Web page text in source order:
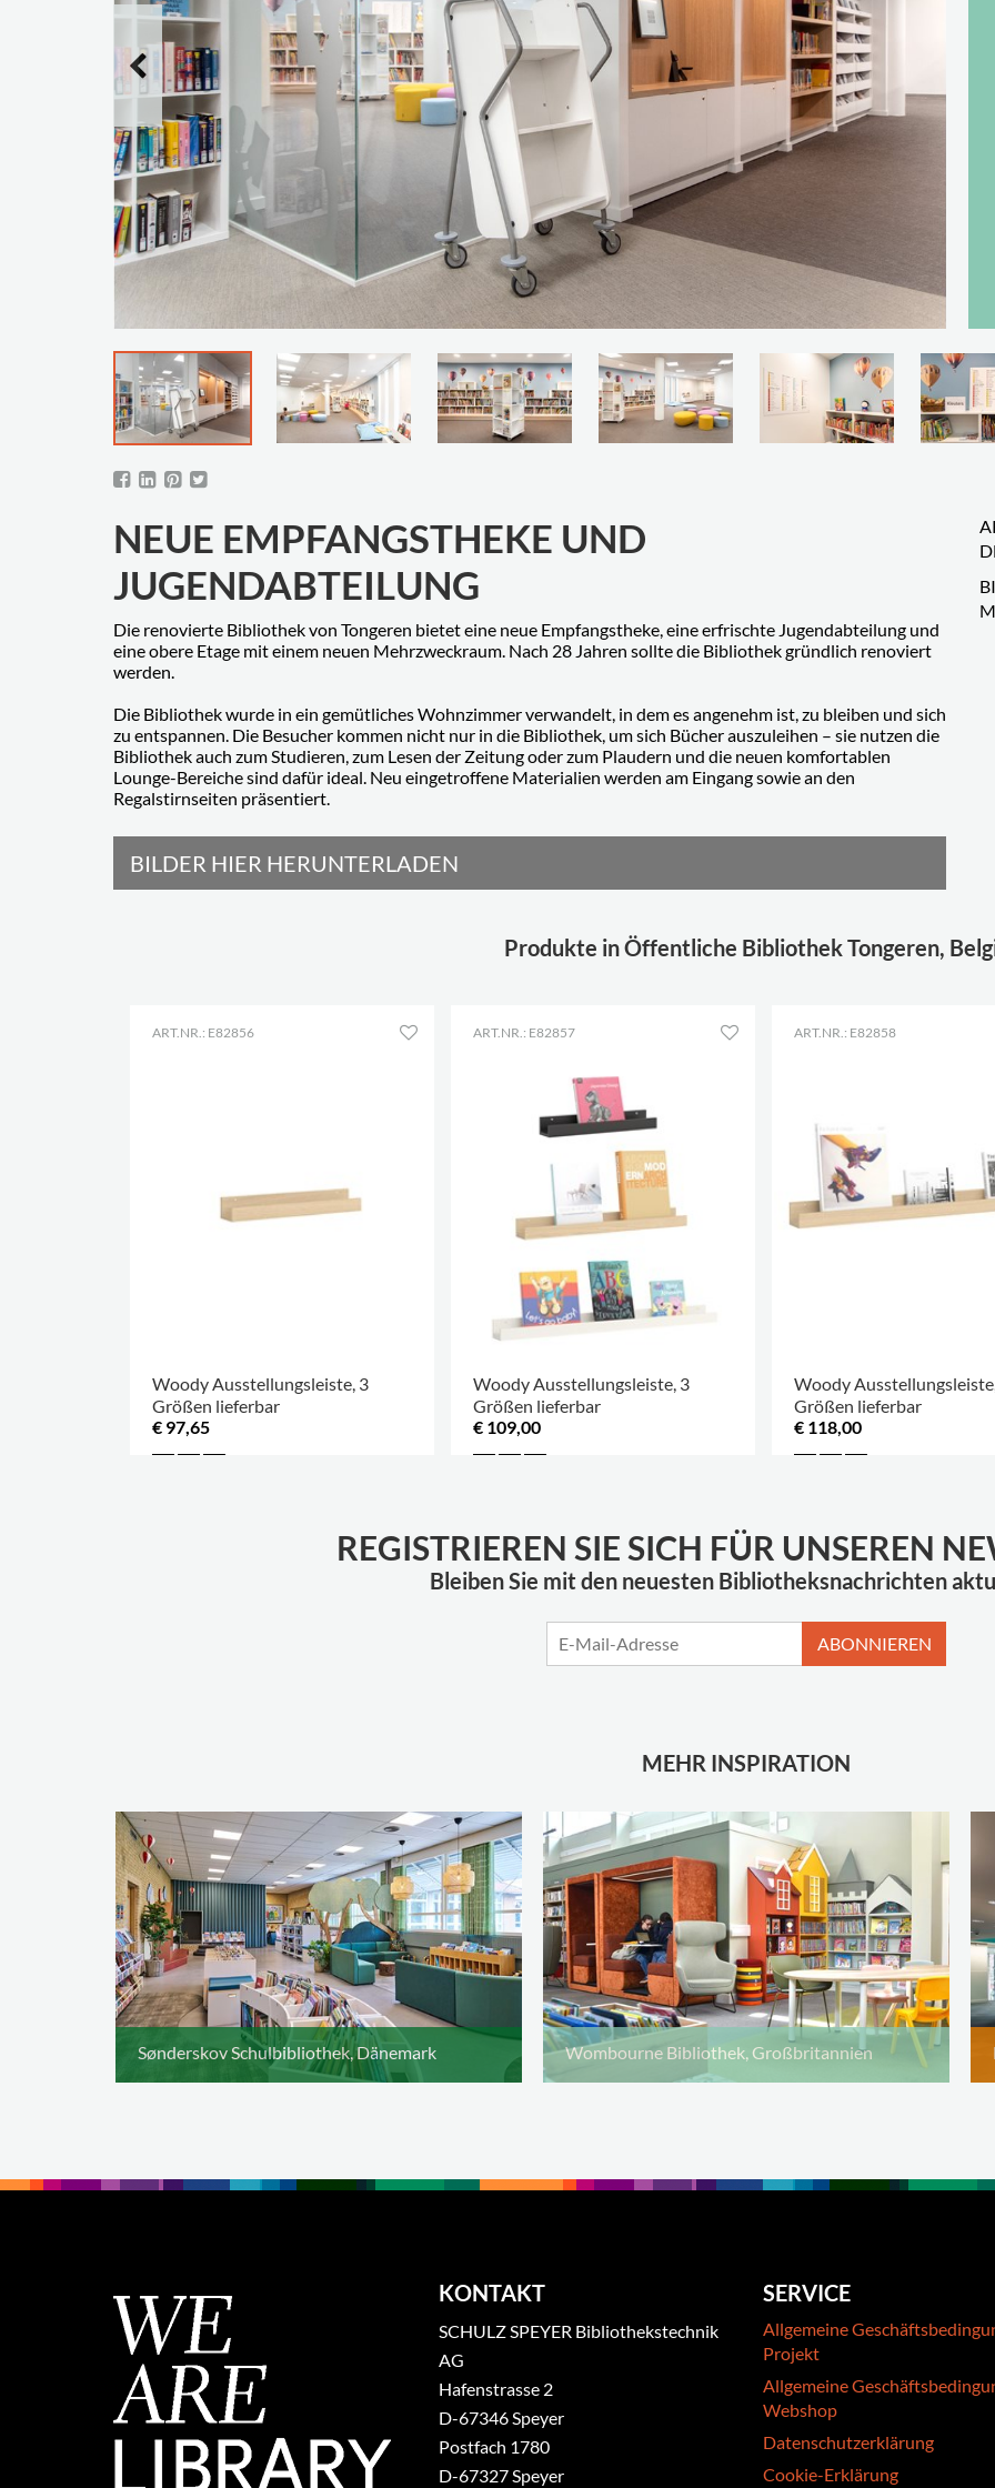
NEUE EMPFANGSTHEKE UND
JUGENDABTEILUNG
Die renovierte Bibliothek von Tongeren bietet eine neue Empfangstheke, eine erfrischte Jugendabteilung und
eine obere Etage mit einem neuen Mehrzweckraum. Nach 28 Jahren sollte die Bibliothek gründlich renoviert
werden.
Die Bibliothek wurde in ein gemütliches Wohnzimmer verwandelt, in dem es angenehm ist, zu bleiben und sich
zu entspannen. Die Besucher kommen nicht nur in die Bibliothek, um sich Bücher auszuleihen – sie nutzen die
Bibliothek auch zum Studieren, zum Lesen der Zeitung oder zum Plaudern und die neuen komfortablen
Lounge-Bereiche sind dafür ideal. Neu eingetroffene Materialien werden am Eingang sowie an den
Regalstirnseiten präsentiert.
BILDER HIER HERUNTERLADEN
Produkte in Öffentliche Bibliothek Tongeren,
ART.NR.: E82856
Woody Ausstellungsleiste, 3
Größen lieferbar
€ 97,65
ART.NR.: E82857
Woody Ausstellungsleiste, 3
Größen lieferbar
€ 109,00
ART.NR.: E82858
Woody
Größen lieferbar
€ 118,00
REGISTRIEREN SIE SICH FÜR UNSEREN
Bleiben Sie mit den neuesten Bibliotheksnachrichten
ABONNIEREN
MEHR INSPIRATION
Sønderskov Schulbibliothek, Dänemark Wombourne Bibliothek, Großbritannien
KONTAKT
SCHULZ SPEYER Bibliothekstechnik
AG
Hafenstrasse 2
​D-67346 Speyer
Postfach 1780
D-67327 Speyer
SERVICE
Allgemeine
Projekt
Allgemeine
Webshop
Datenschutzerklärung
Cookie-Erklärung